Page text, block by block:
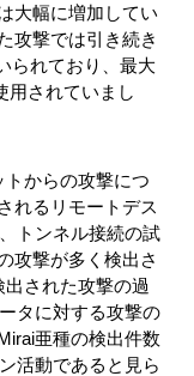
大幅に増加してい
攻撃では引き続き
られており、最大
用されていまし
からの攻撃につ
れるリモートデス
トンネル接続の試
攻撃が多く検出さ
された攻撃の過
タに対する攻撃の
亜種の検出件数
活動であると見ら